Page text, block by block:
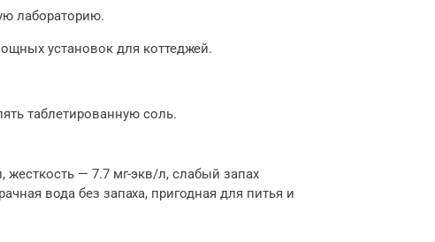
лабораторию.
установок для коттеджей.
таблетированную соль.
— 7.7 мг-экв/л, слабый запах
вода без запаха, пригодная для питья и